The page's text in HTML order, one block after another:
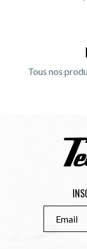
Tous nos